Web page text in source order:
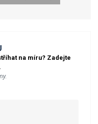
na míru? Zadejte